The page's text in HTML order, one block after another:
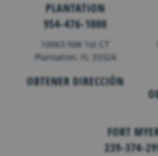
PLANTATION
954-476-1000
10063 NW 1st CT
Plantation, FL 33324
OBTENER DIRECCIÓN
FORT
239-374-